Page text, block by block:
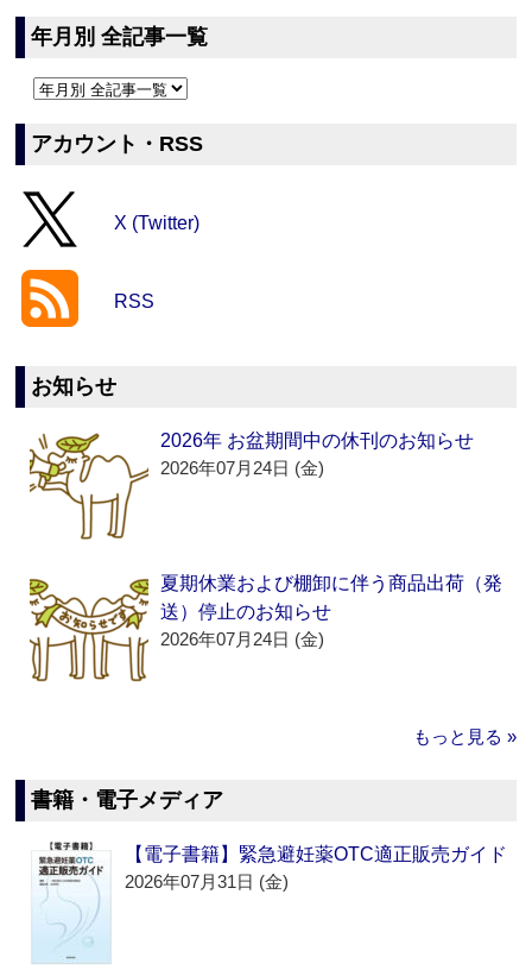
年月別 全記事一覧
アカウント・RSS
X (Twitter)
RSS
お知らせ
2026年 お盆期間中の休刊のお知らせ
2026年07月24日 (金)
夏期休業および棚卸に伴う商品出荷（発
送）停止のお知らせ
2026年07月24日 (金)
もっと見る »
書籍・電子メディア
【電子書籍】緊急避妊薬OTC適正販売ガイド
2026年07月31日 (金)